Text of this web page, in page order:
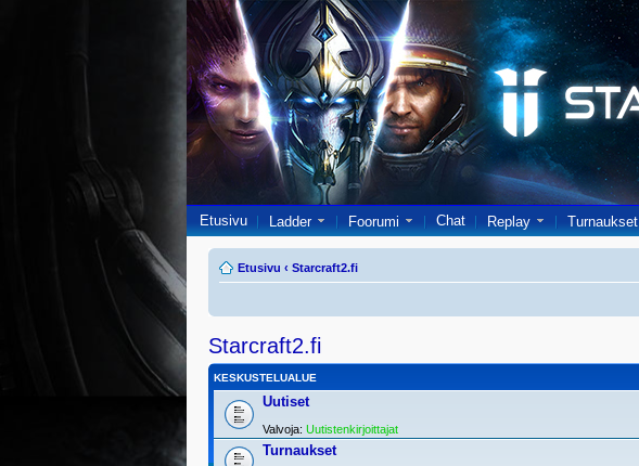
Etusivu Ladder Foorumi Chat Replay Turnaukset
Etusivu ‹ Starcraft2.fi
Starcraft2.fi
KESKUSTELUALUE
Uutiset
Valvoja: Uutistenkirjoittajat
Turnaukset